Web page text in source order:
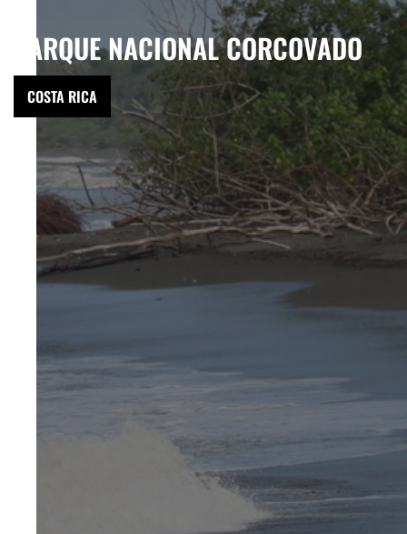
PARQUE NACIONAL CORCOVADO
COSTA RICA